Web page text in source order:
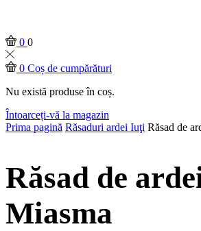
0 0
0 Coș de cumpărături
Nu există produse în coș.
Întoarceți-vă la magazin
Prima pagină Răsaduri ardei Iuţi Răsad de
Răsad de
Miasma